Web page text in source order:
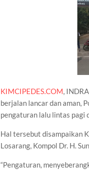
KIMCIPEDES.COM,
berjalan lancar dan aman,
pengaturan lalu lintas pagi
Hal tersebut disampaikan
Losarang, Kompol Dr. H.
“Pengaturan,